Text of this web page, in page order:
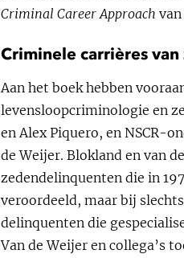
Criminal Career Approach
Criminele carrières
Aan het boek hebben
levensloopcriminologie en
en Alex Piquero, en NSCR-
de Weijer. Blokland en van
zedendelinquenten die in
veroordeeld, maar bij
delinquenten die
Van de Weijer en collega’s